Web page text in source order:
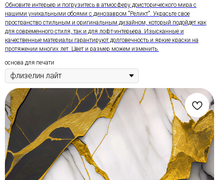
Обновите интерьер и погрузитесь в атмосферу доисторического мира с
нашими уникальными обоями с динозавром "Реликт". Украсьте свое
пространство стильным и оригинальным дизайном, который подойдет как
для современного стиля, так и для лофт-интерьера. Изысканные и
качественные материалы гарантируют долговечность и яркие краски на
протяжении многих лет. Цвет и размер можем изменить.
основа для печати